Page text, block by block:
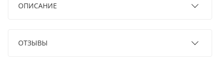
ОПИСАНИЕ
ОТЗЫВЫ